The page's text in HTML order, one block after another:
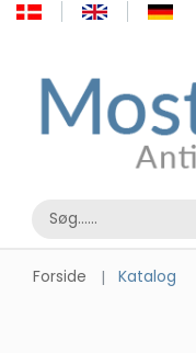
Forside Katalog